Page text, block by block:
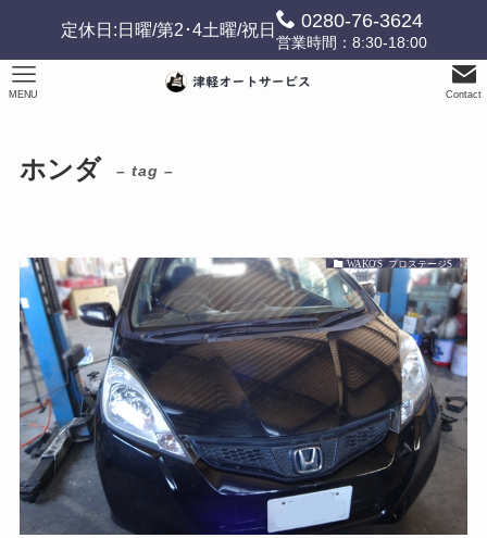
定休日:日曜/第2･4土曜/祝日 0280-76-3624
営業時間：8:30-18:00
Contact
MENU
ホンダ – tag –
WAKO'S プロステージS